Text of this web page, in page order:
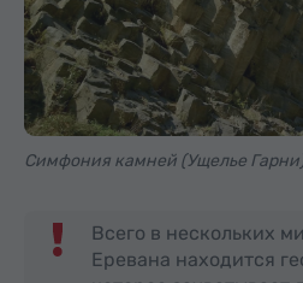
Симфония камней (Ущелье
Всего в нескольких
Еревана находится